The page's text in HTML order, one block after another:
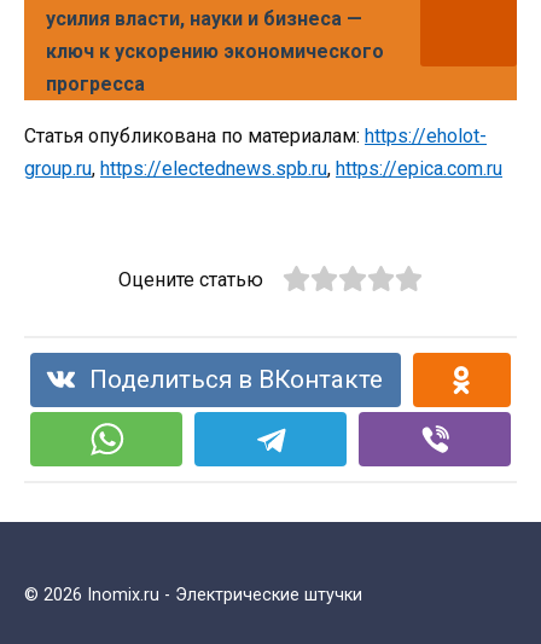
усилия власти, науки и бизнеса —
ключ к ускорению экономического
прогресса
Статья опубликована по материалам: https://eholot-
group.ru, https://electednews.spb.ru, https://epica.com.ru
Оцените статью
Поделиться в ВКонтакте
© 2026 Inomix.ru - Электрические штучки